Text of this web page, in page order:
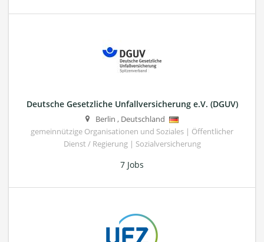
Deutsche Gesetzliche Unfallversicherung e.V. (DGUV)
Berlin , Deutschland
gemeinnützige Organisationen und Soziales | Öffentlicher
Dienst / Regierung | Sozialversicherung
7 Jobs